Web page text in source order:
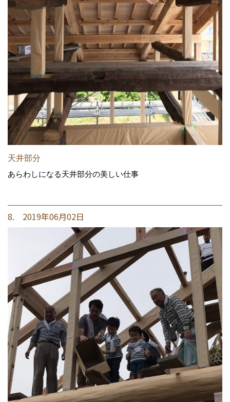
天井部分
あらわしになる天井部分の美しい仕事
8. 2019年06月02日